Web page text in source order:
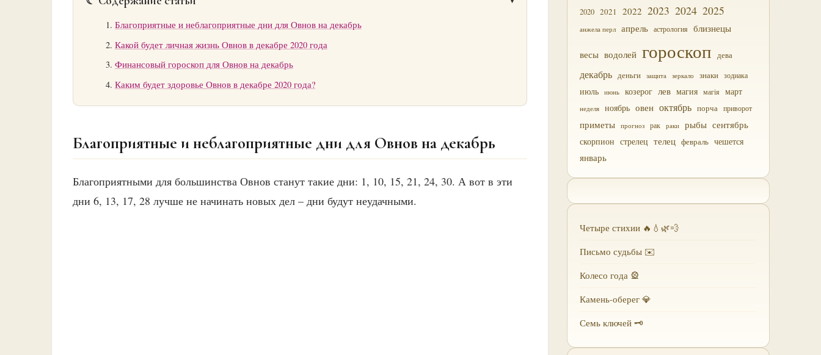
Благоприятные и неблагоприятные дни для Овнов на декабрь
Какой будет личная жизнь Овнов в декабре 2020 года
Финансовый гороскоп для Овнов на декабрь
Каким будет здоровье Овнов в декабре 2020 года?
Благоприятные и неблагоприятные дни для Овнов на декабрь
Благоприятными для большинства Овнов станут такие дни: 1, 10, 15, 21, 24, 30. А вот в эти
дни 6, 13, 17, 28 лучше не начинать новых дел – дни будут неудачными.
2020 2021 2022 2023 2024 2025
анжела перл апрель астрология близнецы
весы водолей гороскоп дева
декабрь деньги защита зеркало знаки зодиака
июль июнь козерог лев магия магія март
неделя ноябрь овен октябрь порча приворот
приметы прогноз рак раки рыбы сентябрь
скорпион стрелец телец февраль чешется
январь
Четыре стихии 🔥💧🌿💨
Письмо судьбы ✉️
Колесо года 🎡
Камень-оберег 💎
Семь ключей 🗝